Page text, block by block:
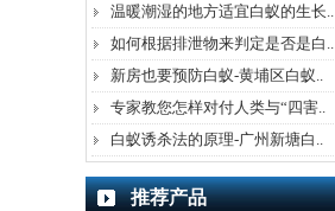
温暖潮湿的地方适宜白蚁的生长..
如何根据排泄物来判定是否是白..
新房也要预防白蚁-黄埔区白蚁..
专家教您怎样对付人类与“四害..
白蚁诱杀法的原理-广州新塘白..
推荐产品